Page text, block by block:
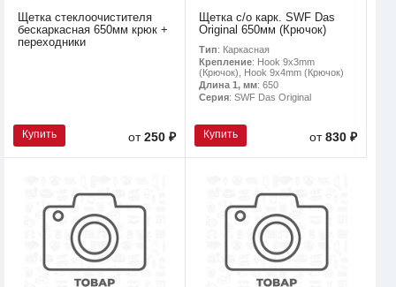
Щетка стеклоочистителя
бескаркасная 650мм крюк +
переходники
Купить от250 ₽
Щетка с/о карк. SWF Das
Original 650мм (Крючок)
Тип: Каркасная
Крепление: Hook 9x3mm
(Крючок), Hook 9x4mm (Крючок)
Длина 1, мм: 650
Серия: SWF Das Original
Купить от830 ₽